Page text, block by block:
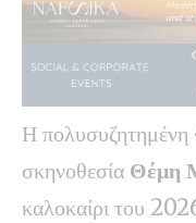
Η
σκηνοθεσία Θέμη
καλοκαίρι του